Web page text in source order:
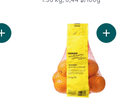
Ajouter Mangues Naturellement Ajouter